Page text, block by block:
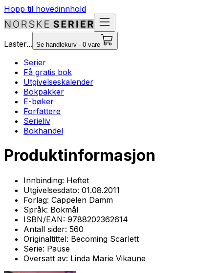
Hopp til hovedinnhold
Laster... Se handlekurv - 0 vare
Serier
Få gratis bok
Utgivelseskalender
Bokpakker
E-bøker
Forfattere
Serieliv
Bokhandel
Produktinformasjon
Innbinding: Heftet
Utgivelsesdato: 01.08.2011
Forlag: Cappelen Damm
Språk: Bokmål
ISBN/EAN: 9788202362614
Antall sider: 560
Originaltittel: Becoming Scarlett
Serie: Pause
Oversatt av: Linda Marie Vikaune